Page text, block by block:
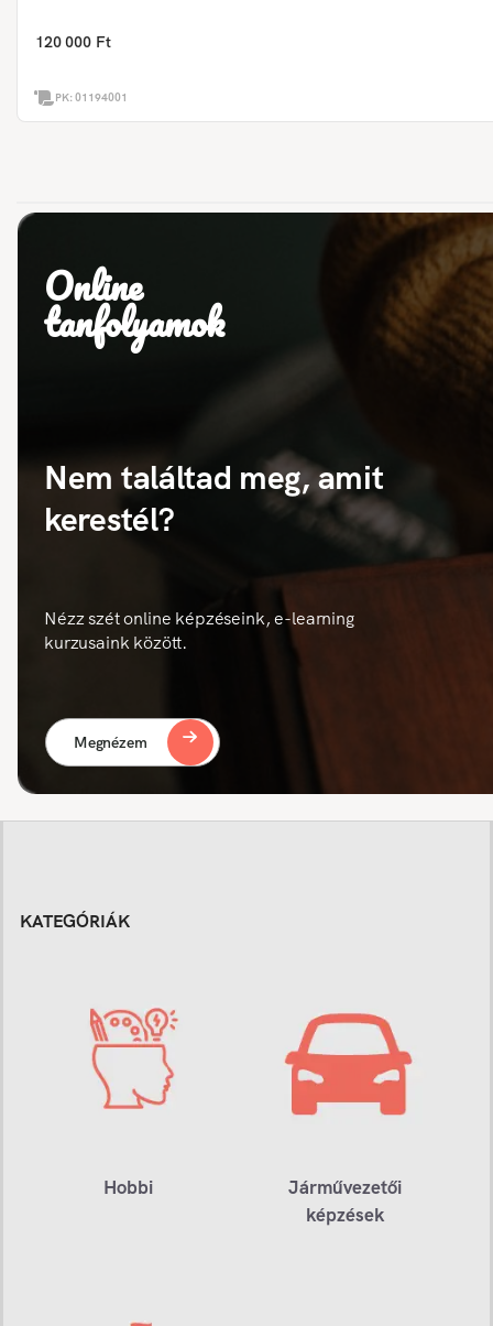
120 000 Ft
PK:01194001
Online
tanfolyamok
Nem találtad meg, amit
kerestél?
Nézz szét online képzéseink, e-learning
kurzusaink között.
Megnézem
KATEGÓRIÁK
Hobbi
Járművezetői
képzések